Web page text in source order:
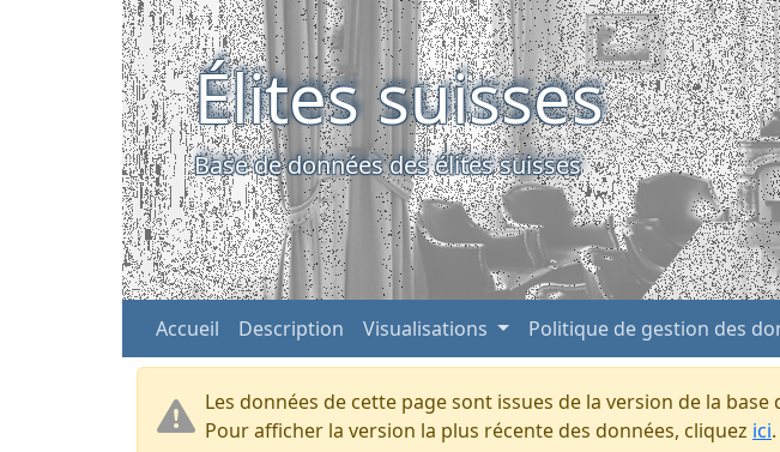
Élites suisses
Base de données des élites suisses
Accueil Description Visualisations Politique de gestion des
Les données de cette page sont issues de la version de la base
Pour afficher la version la plus récente des données, cliquez ici.